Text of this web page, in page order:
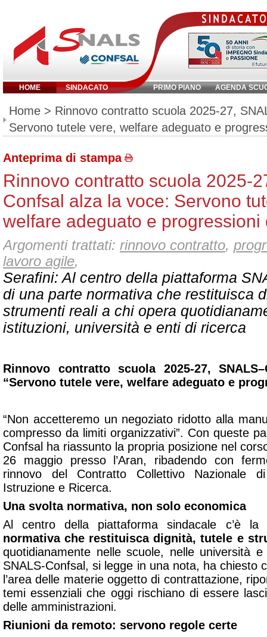
HOME SINDACATO PRIMO PIANO AGENDA
Inserisci parola chiave:
Home > Rinnovo contratto scuola 2025-27,
Servono tutele vere, welfare adeguato e
Anteprima di stampa
Rinnovo contratto scuola 2025-
Confsal alza la voce: Servono
welfare adeguato e progressioni
Argomenti trattati: rinnovo contratto,
lavoro agile,
Serafini: Al centro della piattaforma
di una parte normativa che restituisca
strumenti reali a chi opera
istituzioni, università e enti di ricerca
Rinnovo contratto scuola 2025-27,
“Servono tutele vere, welfare adeguato e
“Non accetteremo un negoziato ridotto alla
compresso da limiti organizzativi”. Con queste
Confsal ha riassunto la propria posizione nel
26 maggio presso l’Aran, ribadendo con
rinnovo del Contratto Collettivo Nazionale
Istruzione e Ricerca.
Una svolta normativa, non solo economica
Al centro della piattaforma sindacale c’è
normativa che restituisca dignità, tutele e
quotidianamente nelle scuole, nelle università
SNALS-Confsal, si legge in una nota, ha chiesto
l’area delle materie oggetto di contrattazione,
temi essenziali che oggi rischiano di essere
delle amministrazioni.
Riunioni da remoto: servono regole certe